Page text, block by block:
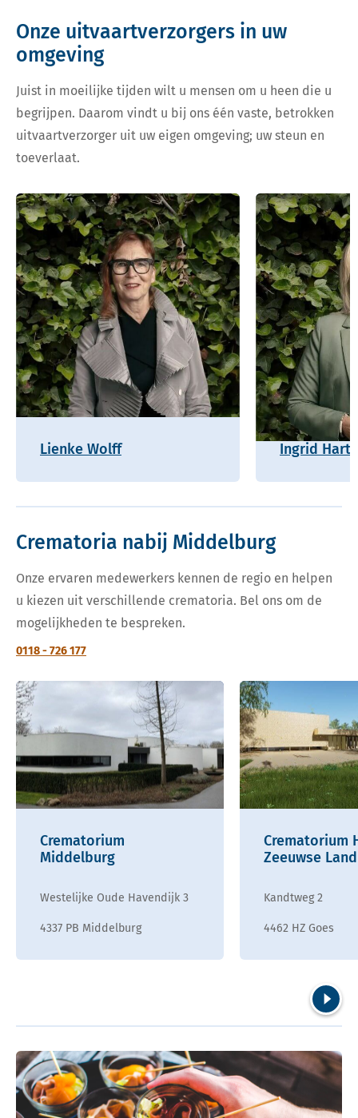
Onze uitvaartverzorgers in uw
omgeving
Juist in moeilijke tijden wilt u mensen om u heen die u
begrijpen. Daarom vindt u bij ons één vaste, betrokken
uitvaartverzorger uit uw eigen omgeving; uw steun en
toeverlaat.
Lienke Wolff Ingrid
Crematoria nabij Middelburg
Onze ervaren medewerkers kennen de regio en helpen
u kiezen uit verschillende crematoria. Bel ons om de
mogelijkheden te bespreken.
0118 - 726 177
Crematorium
Middelburg
Westelijke Oude Havendijk 3
4337 PB Middelburg
Crematorium
Zeeuwse Land
Kandtweg 2
4462 HZ Goes